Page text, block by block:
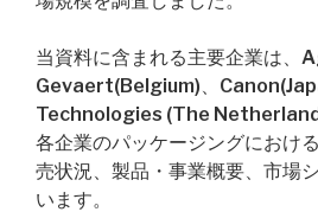
当資料に含まれる主要企業は、
Gevaert(Belgium)、
Technologies (The
各企業のパッケージングにおけ
売状況、製品・事業概要、市場
います。